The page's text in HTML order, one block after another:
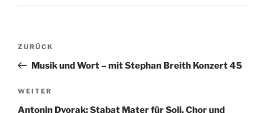
Beitragsnavigation
Vorheriger
Beitrag
ZURÜCK
Musik und Wort – mit Stephan Breith Konzert 45
Nächster
Beitrag
WEITER
Antonin Dvorak: Stabat Mater für Soli, Chor und